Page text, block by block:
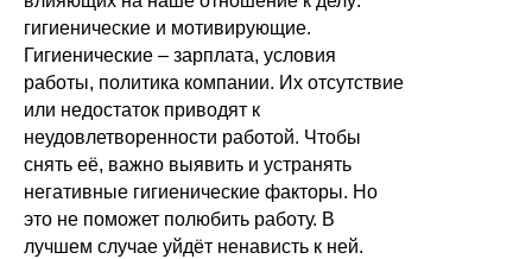
гигиенические и мотивирующие.
Гигиенические – зарплата, условия
работы, политика компании. Их отсутствие
или недостаток приводят к
неудовлетворенности работой. Чтобы
снять её, важно выявить и устранять
негативные гигиенические факторы. Но
это не поможет полюбить работу. В
лучшем случае уйдёт ненависть к ней.